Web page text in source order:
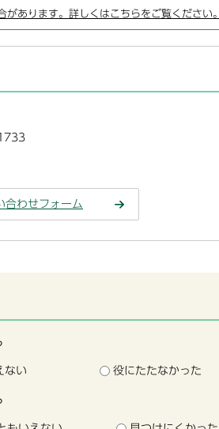
あります。詳しくはこちらをご覧ください。
合わせフォーム
ない 役にたたなかった